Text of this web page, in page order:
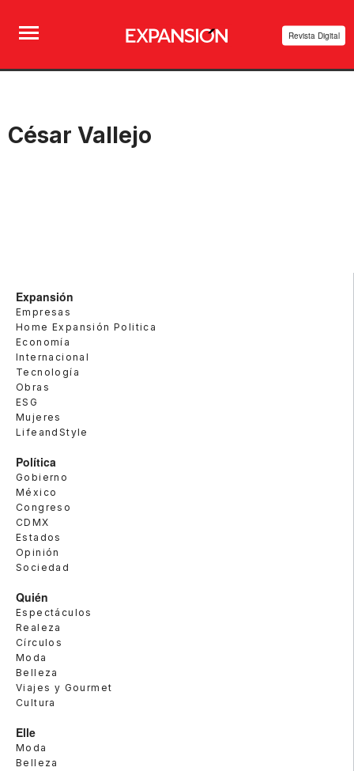
Revista Digital
César Vallejo
Expansión
Empresas
Home Expansión Politica
Economía
Internacional
Tecnología
Obras
ESG
Mujeres
LifeandStyle
Política
Gobierno
México
Congreso
CDMX
Estados
Opinión
Sociedad
Quién
Espectáculos
Realeza
Círculos
Moda
Belleza
Viajes y Gourmet
Cultura
Elle
Moda
Belleza